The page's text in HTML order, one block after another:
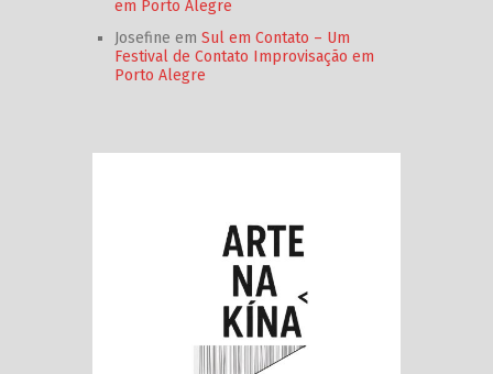
em Porto Alegre
Josefine em Sul em Contato – Um
Festival de Contato Improvisação em
Porto Alegre